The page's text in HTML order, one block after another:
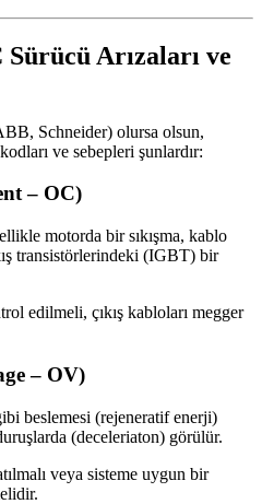
Sürücü Arızaları ve
Schneider) olursa olsun,
ve sebepleri şunlardır:
– OC)
motorda bir sıkışma, kablo
transistörlerindeki (IGBT) bir
edilmeli, çıkış kabloları megger
– OV)
beslemesi (rejeneratif enerji)
(deceleriaton) görülür.
veya sisteme uygun bir